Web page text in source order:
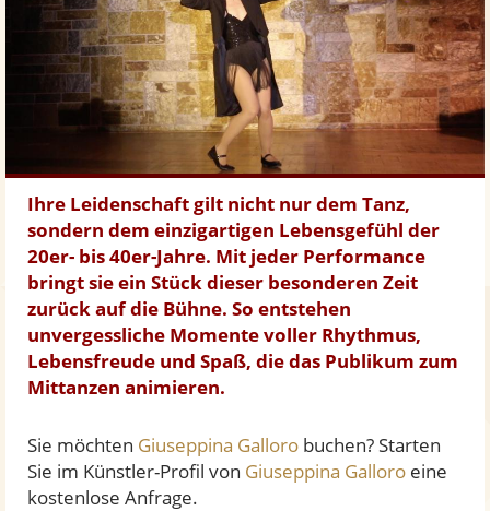
Ihre Leidenschaft gilt nicht nur dem Tanz,
sondern dem einzigartigen Lebensgefühl der
20er- bis 40er-Jahre. Mit jeder Performance
bringt sie ein Stück dieser besonderen Zeit
zurück auf die Bühne. So entstehen
unvergessliche Momente voller Rhythmus,
Lebensfreude und Spaß, die das Publikum zum
Mittanzen animieren.
Sie möchten Giuseppina Galloro buchen? Starten
Sie im Künstler-Profil von Giuseppina Galloro eine
kostenlose Anfrage.